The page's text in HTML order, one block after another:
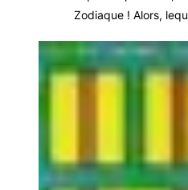
Zodiaque ! Alors,